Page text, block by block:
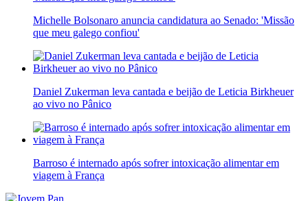
Michelle Bolsonaro anuncia candidatura ao Senado: 'Missão
que meu galego confiou'
Daniel Zukerman leva cantada e beijão de Leticia Birkheuer
ao vivo no Pânico
Barroso é internado após sofrer intoxicação alimentar em
viagem à França